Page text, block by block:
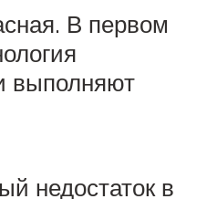
В первом
выполняют
недостаток в